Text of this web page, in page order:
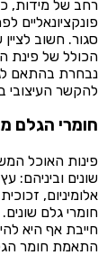
רחב של מידות,
פונקציונאליים
סגור. חשוב
הכולל של פינת
נבחרת בהתאם
להקשר העיצובי
חומרי הגלם
פינות האוכל
שונים וביניהם:
אלומיניום,
חומרי גלם
חייבת אף היא
התאמת חומר